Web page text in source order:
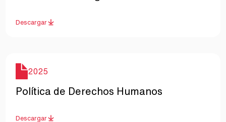
Descargar
Año
2025
Nombre
Política de Derechos Humanos
Descargar